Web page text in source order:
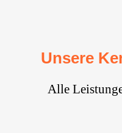
Unsere
Alle